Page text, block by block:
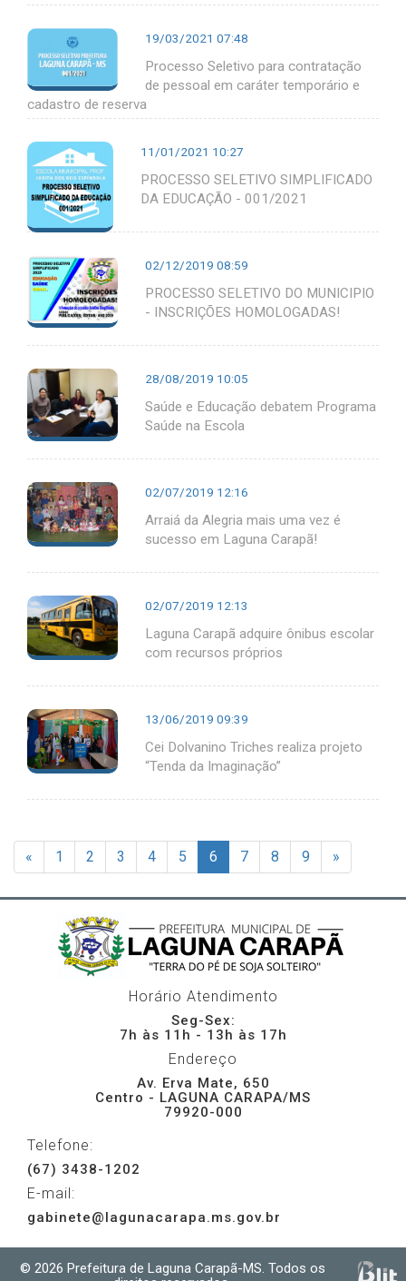
19/03/2021 07:48
Processo Seletivo para contratação
de pessoal em caráter temporário e
cadastro de reserva
11/01/2021 10:27
PROCESSO SELETIVO SIMPLIFICADO
DA EDUCAÇÃO - 001/2021
02/12/2019 08:59
PROCESSO SELETIVO DO MUNICIPIO
- INSCRIÇÕES HOMOLOGADAS!
28/08/2019 10:05
Saúde e Educação debatem Programa
Saúde na Escola
02/07/2019 12:16
Arraiá da Alegria mais uma vez é
sucesso em Laguna Carapã!
02/07/2019 12:13
Laguna Carapã adquire ônibus escolar
com recursos próprios
13/06/2019 09:39
Cei Dolvanino Triches realiza projeto
“Tenda da Imaginação”
« 1 2 3 4 5 6 7 8 9 »
Horário Atendimento
Seg-Sex:
7h às 11h - 13h às 17h
Endereço
Av. Erva Mate, 650
Centro - LAGUNA CARAPA/MS
79920-000
Telefone:
(67) 3438-1202
E-mail:
gabinete@lagunacarapa.ms.gov.br
© 2026 Prefeitura de Laguna Carapã-MS. Todos os